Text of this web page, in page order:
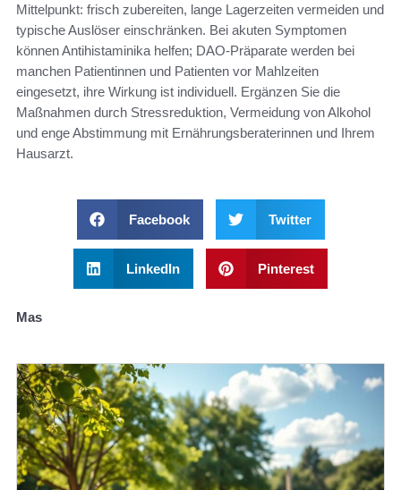
Mittelpunkt: frisch zubereiten, lange Lagerzeiten vermeiden und
typische Auslöser einschränken. Bei akuten Symptomen
können Antihistaminika helfen; DAO-Präparate werden bei
manchen Patientinnen und Patienten vor Mahlzeiten
eingesetzt, ihre Wirkung ist individuell. Ergänzen Sie die
Maßnahmen durch Stressreduktion, Vermeidung von Alkohol
und enge Abstimmung mit Ernährungsberaterinnen und Ihrem
Hausarzt.
Facebook Twitter
LinkedIn Pinterest
Mas